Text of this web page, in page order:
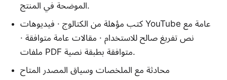
الموضحة في المنتج.
كتب مؤهلة من الكتالوج · فيديوهات YouTube عامة مع
نص تفريغ صالح للاستخدام · مقالات عامة متوافقة ·
ملفات PDF متوافقة بطبقة نصية.
محادثة مع الملخصات وسياق المصدر المتاح